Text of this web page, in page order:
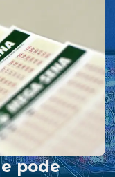
pode